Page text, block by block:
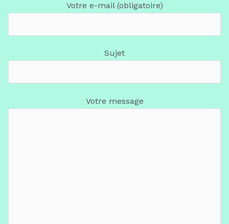
Votre e-mail (obligatoire)
Sujet
Votre message